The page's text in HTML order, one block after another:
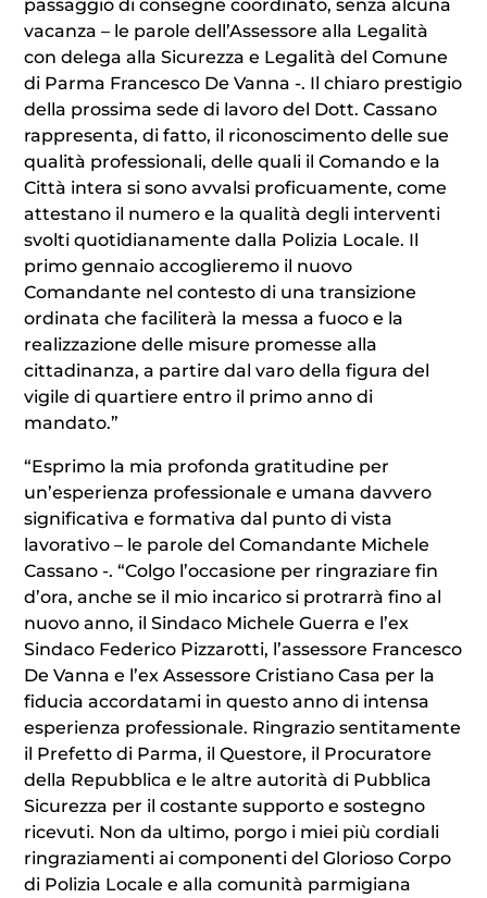
passaggio di consegne coordinato, senza alcuna
vacanza – le parole dell’Assessore alla Legalità
con delega alla Sicurezza e Legalità del Comune
di Parma Francesco De Vanna -. Il chiaro prestigio
della prossima sede di lavoro del Dott. Cassano
rappresenta, di fatto, il riconoscimento delle sue
qualità professionali, delle quali il Comando e la
Città intera si sono avvalsi proficuamente, come
attestano il numero e la qualità degli interventi
svolti quotidianamente dalla Polizia Locale. Il
primo gennaio accoglieremo il nuovo
Comandante nel contesto di una transizione
ordinata che faciliterà la messa a fuoco e la
realizzazione delle misure promesse alla
cittadinanza, a partire dal varo della figura del
vigile di quartiere entro il primo anno di
mandato.”
“Esprimo la mia profonda gratitudine per
un’esperienza professionale e umana davvero
significativa e formativa dal punto di vista
lavorativo – le parole del Comandante Michele
Cassano -. “Colgo l’occasione per ringraziare fin
d’ora, anche se il mio incarico si protrarrà fino al
nuovo anno, il Sindaco Michele Guerra e l’ex
Sindaco Federico Pizzarotti, l’assessore Francesco
De Vanna e l’ex Assessore Cristiano Casa per la
fiducia accordatami in questo anno di intensa
esperienza professionale. Ringrazio sentitamente
il Prefetto di Parma, il Questore, il Procuratore
della Repubblica e le altre autorità di Pubblica
Sicurezza per il costante supporto e sostegno
ricevuti. Non da ultimo, porgo i miei più cordiali
ringraziamenti ai componenti del Glorioso Corpo
di Polizia Locale e alla comunità parmigiana